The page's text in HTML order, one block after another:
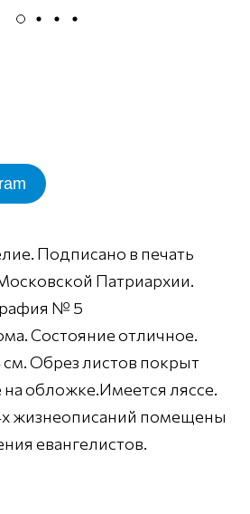
Подписано в печать
Патриархии.
№ 5
Состояние отличное.
см. Обрез листов покрыт
обложке.Имеется ляссе.
жизнеописаний помещены
евангелистов.